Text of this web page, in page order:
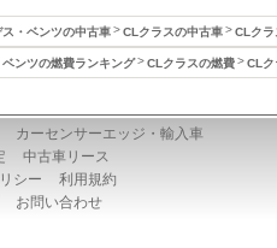
ス・ベンツの中古車 CLクラスの中古車 CLク
ベンツの燃費ランキング CLクラスの燃費 CLク
カーセンサーエッジ・輸入車
中古車リース
シー
利用規約
お問い合わせ